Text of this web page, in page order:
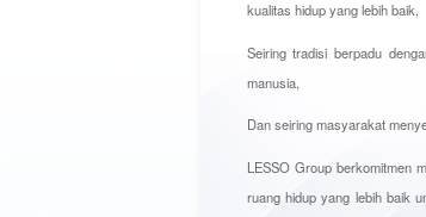
kualitas hidup yang lebih baik,
Seiring tradisi berpadu
manusia,
Dan seiring masyarakat
LESSO Group berkomitmen
ruang hidup yang lebih baik